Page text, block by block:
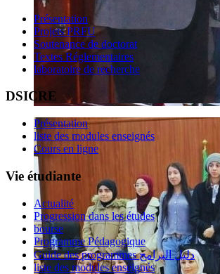
Présentation
Projets PRFU
Soutenance de doctorat
Textes Réglementaires
laboratoire de recherche
DSICRE
Présentation
liste des modules enseignés
Cours en ligne
Vie étudiante
Actualité
Progression dans les études
bourse
Programme Pédagogique
Guide des programmes دليل البرامج
liste des modules enseignés